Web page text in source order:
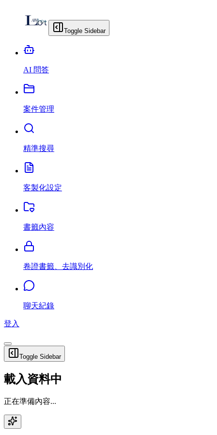
Toggle Sidebar
AI 問答
案件管理
精準搜尋
客製化設定
書籤內容
卷證書籤、去識別化
聊天紀錄
登入
Toggle Sidebar
載入資料中
正在準備內容...